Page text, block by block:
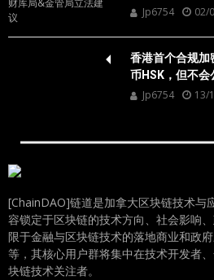
Jp6754 02/
香港首个合规加
币HSK，但不会
Jp6754 13/
[ChainDAO]链道是加拿大区块链技术与
容锁定于区块链的技术方向、社会影响
限于金融与区块链技术的落地商业和政
等，其核心用户群将集中在技术开发者
块链技术关注者。